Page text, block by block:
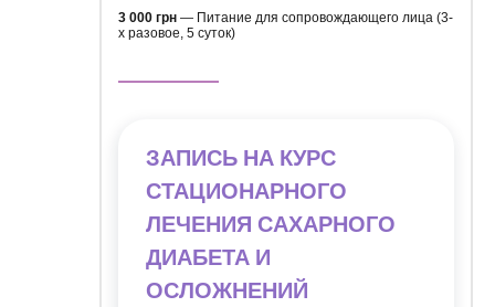
3 000 грн — Питание для сопровождающего лица (3-
х разовое, 5 суток)
ЗАПИСЬ НА КУРС
СТАЦИОНАРНОГО
ЛЕЧЕНИЯ САХАРНОГО
ДИАБЕТА И
ОСЛОЖНЕНИЙ